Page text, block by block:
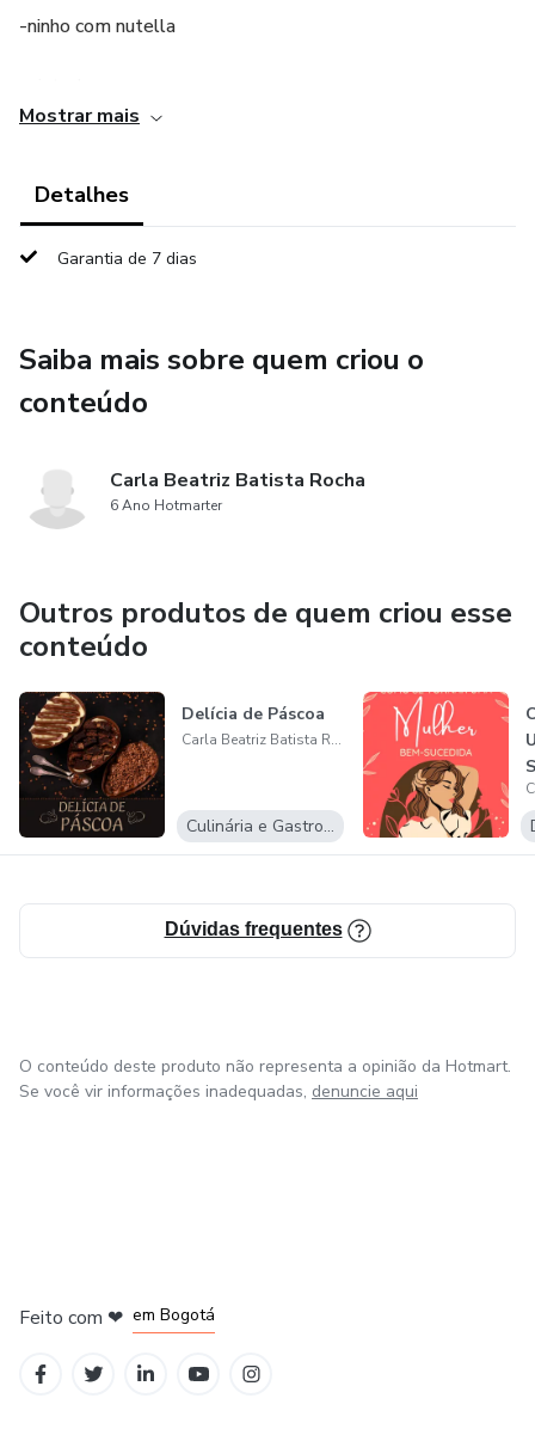
-ninho com nutella
-ninho com geleia de morango
-palha italiana
-brigadero com brownie
Mostrar mais
Detalhes
Garantia de 7 dias
Saiba mais sobre quem criou o
conteúdo
Carla Beatriz Batista Rocha
6 Ano Hotmarter
Outros produtos de quem criou esse
conteúdo
Delícia de Páscoa
Carla Beatriz Batista Rocha
Culinária e Gastronomia
Dúvidas frequentes
O conteúdo deste produto não representa a opinião da Hotmart.
Se você vir informações inadequadas, denuncie aqui
Feito com ❤ em Bogotá